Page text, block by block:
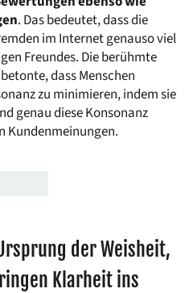
. Das bedeutet, dass die
im Internet genauso viel
Freundes. Die berühmte
dass Menschen
zu minimieren, indem sie
genau diese Konsonanz
Kundenmeinungen.
der Weisheit,
Klarheit ins